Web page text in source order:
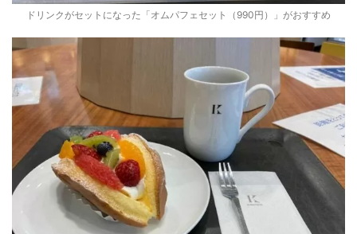
ドリンクがセットになった「オムパフェセット（990円）」がおすすめ